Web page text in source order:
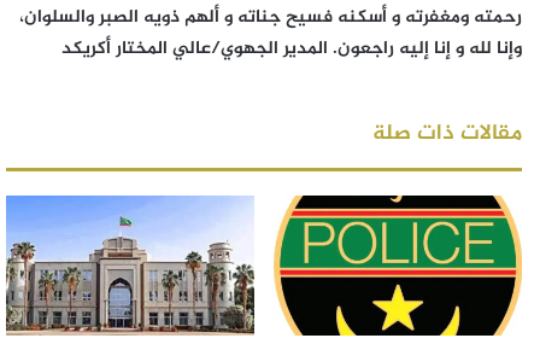
رحمته ومغفرته و أسكنه فسيح جناته و ألهم ذويه الصبر والسلوان،
وإنا لله و إنا إليه راجعون. المدير الجهوي/عالي المختار أكريكد
مقالات ذات صلة